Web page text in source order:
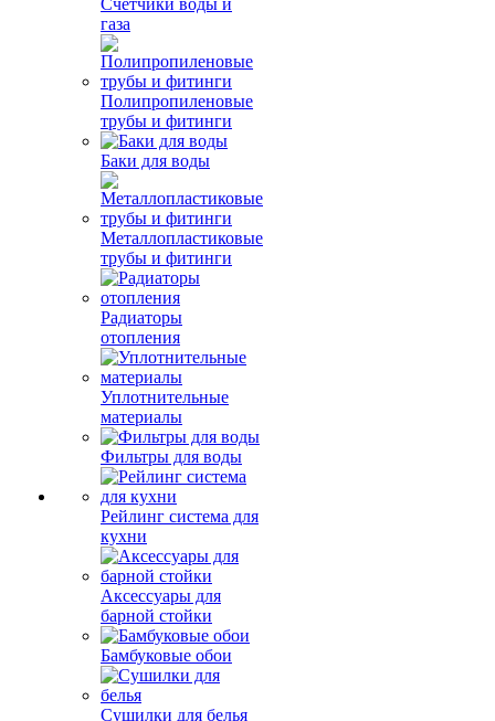
Счетчики воды и
газа
Полипропиленовые
трубы и фитинги
Баки для воды
Металлопластиковые
трубы и фитинги
Радиаторы
отопления
Уплотнительные
материалы
Фильтры для воды
Рейлинг система для
кухни
Аксессуары для
барной стойки
Бамбуковые обои
Сушилки для белья